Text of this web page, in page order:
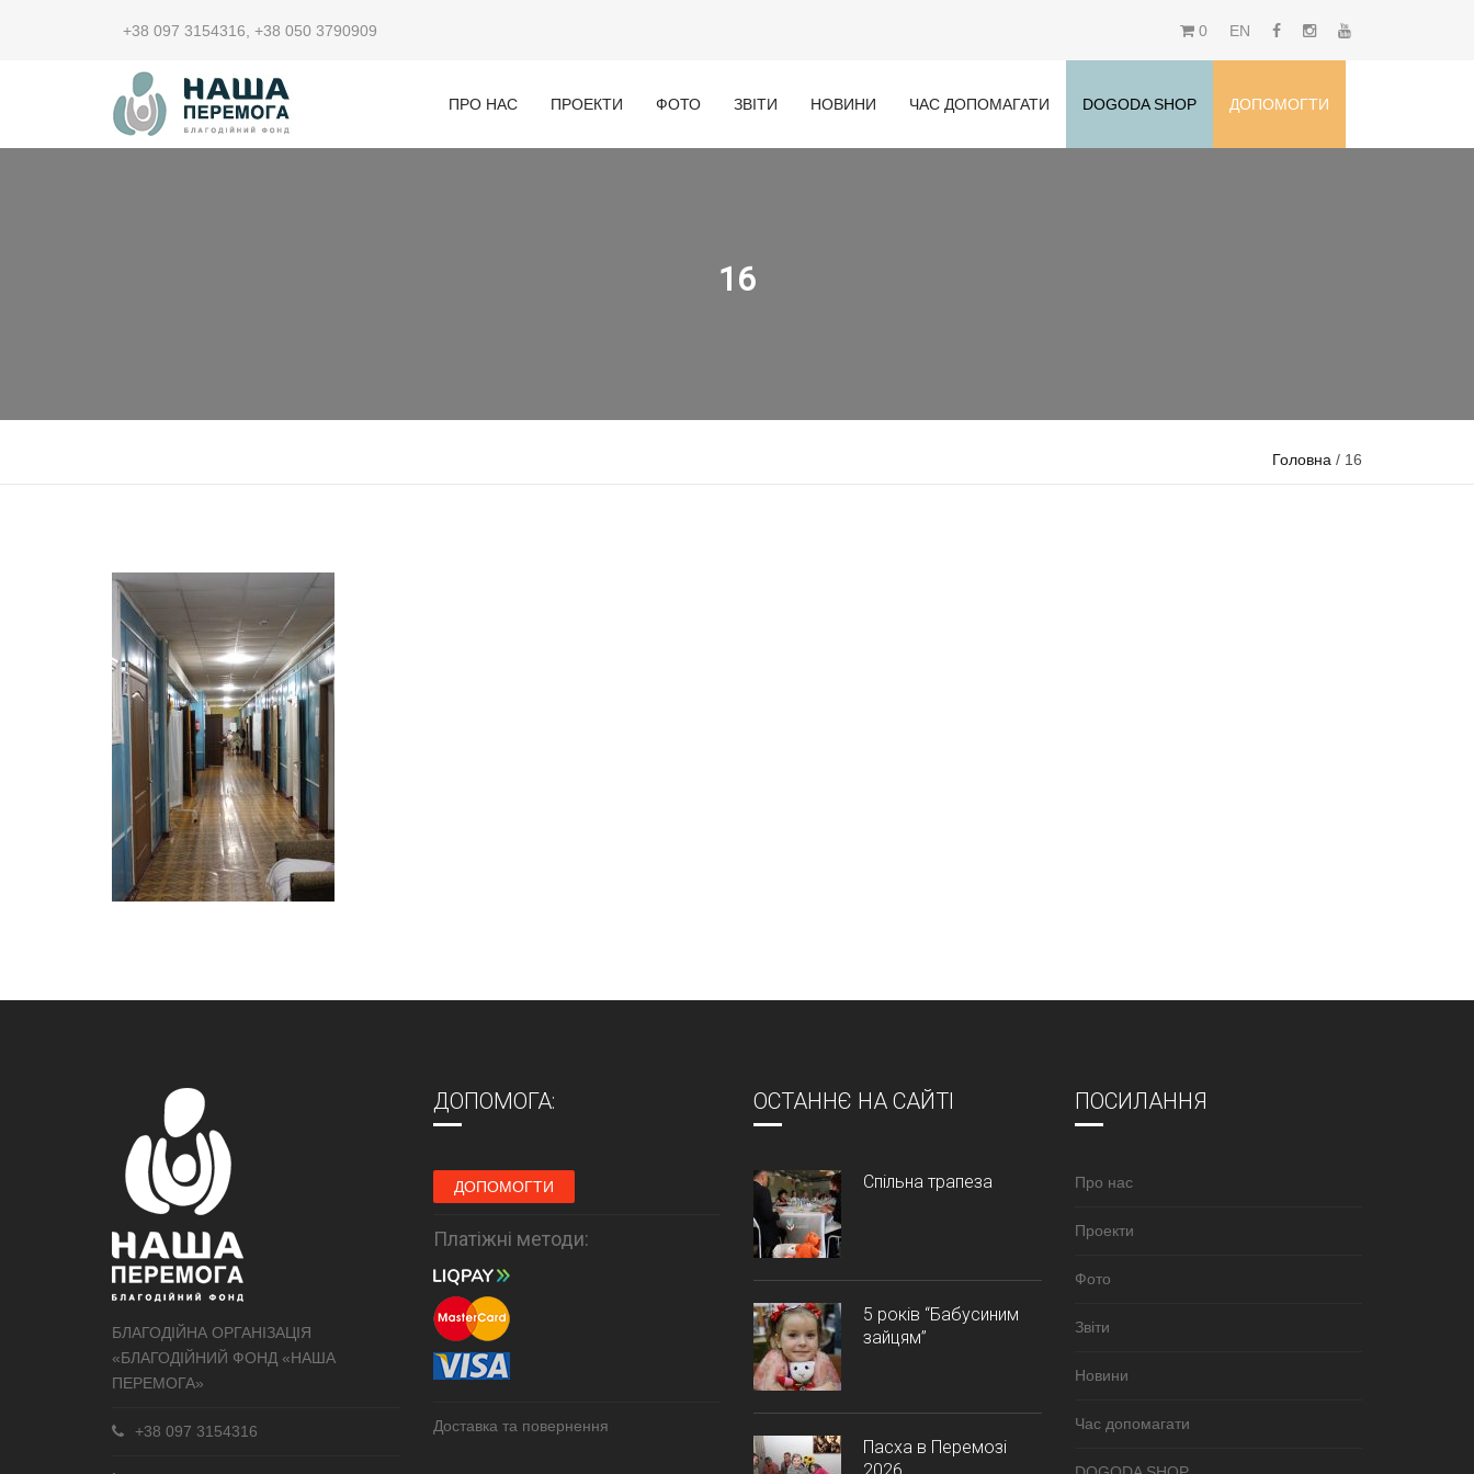
+38 097 3154316 +38 050 3790909 0 EN
ПРО НАС ПРОЕКТИ ФОТО ЗВІТИ НОВИНИ ЧАС ДОПОМАГАТИ DOGODA SHOP ДОПОМОГТИ
16
Головна / 16
БЛАГОДІЙНА ОРГАНІЗАЦІЯ
«БЛАГОДІЙНИЙ ФОНД «НАША
ПЕРЕМОГА»
+38 097 3154316
ДОПОМОГА:
ДОПОМОГТИ
Платіжні методи:
Доставка та повернення
ОСТАННЄ НА САЙТІ
Спільна трапеза
5 років “Бабусиним
зайцям”
Пасха в Перемозі
ПОСИЛАННЯ
Про нас
Проекти
Фото
Звіти
Новини
Час допомагати